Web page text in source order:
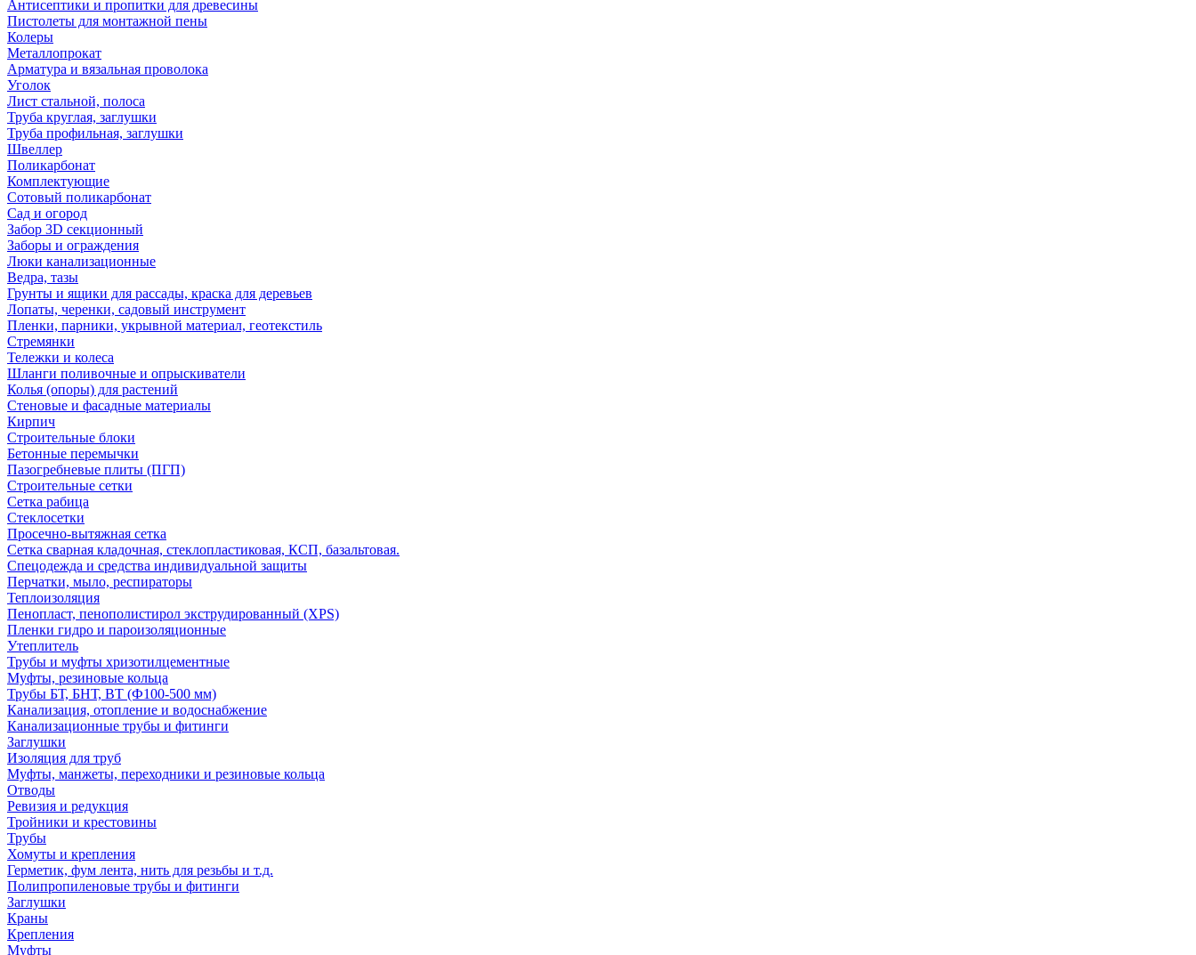
Антисептики и пропитки для древесины
Пистолеты для монтажной пены
Колеры
Металлопрокат
Арматура и вязальная проволока
Уголок
Лист стальной, полоса
Труба круглая, заглушки
Труба профильная, заглушки
Швеллер
Поликарбонат
Комплектующие
Сотовый поликарбонат
Сад и огород
Забор 3D секционный
Заборы и ограждения
Люки канализационные
Ведра, тазы
Грунты и ящики для рассады, краска для деревьев
Лопаты, черенки, садовый инструмент
Пленки, парники, укрывной материал, геотекстиль
Стремянки
Тележки и колеса
Шланги поливочные и опрыскиватели
Колья (опоры) для растений
Стеновые и фасадные материалы
Кирпич
Строительные блоки
Бетонные перемычки
Пазогребневые плиты (ПГП)
Строительные сетки
Сетка рабица
Стеклосетки
Просечно-вытяжная сетка
Сетка сварная кладочная, стеклопластиковая, КСП, базальтовая.
Спецодежда и средства индивидуальной защиты
Перчатки, мыло, респираторы
Теплоизоляция
Пенопласт, пенополистирол экструдированный (XPS)
Пленки гидро и пароизоляционные
Утеплитель
Трубы и муфты хризотилцементные
Муфты, резиновые кольца
Трубы БТ, БНТ, ВТ (Ф100-500 мм)
Канализация, отопление и водоснабжение
Канализационные трубы и фитинги
Заглушки
Изоляция для труб
Муфты, манжеты, переходники и резиновые кольца
Отводы
Ревизия и редукция
Тройники и крестовины
Трубы
Хомуты и крепления
Герметик, фум лента, нить для резьбы и т.д.
Полипропиленовые трубы и фитинги
Заглушки
Краны
Крепления
Муфты